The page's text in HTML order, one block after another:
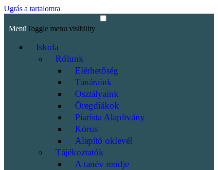
Ugrás a tartalomra
MenüToggle menu visibility
Iskola
Rólunk
Elérhetőség
Tanáraink
Osztályaink
Öregdiákok
Piarista Alapítvány
Kórus
Alapító oklevél
Tájékoztatók
A tanév rendje